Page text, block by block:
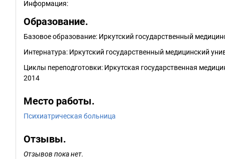
Информация:
Образование.
Базовое образование: Иркутский государственный
Интернатура: Иркутский государственный медицинский
Циклы переподготовки: Иркутская государственная
2014
Место работы.
Психиатрическая больница
Отзывы.
Отзывов пока нет.